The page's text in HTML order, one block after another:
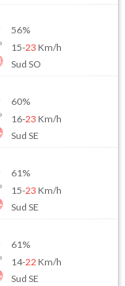
56%
15-23 Km/h
Sud SO
60%
16-23 Km/h
Sud SE
61%
15-23 Km/h
Sud SE
61%
14-22 Km/h
Sud SE